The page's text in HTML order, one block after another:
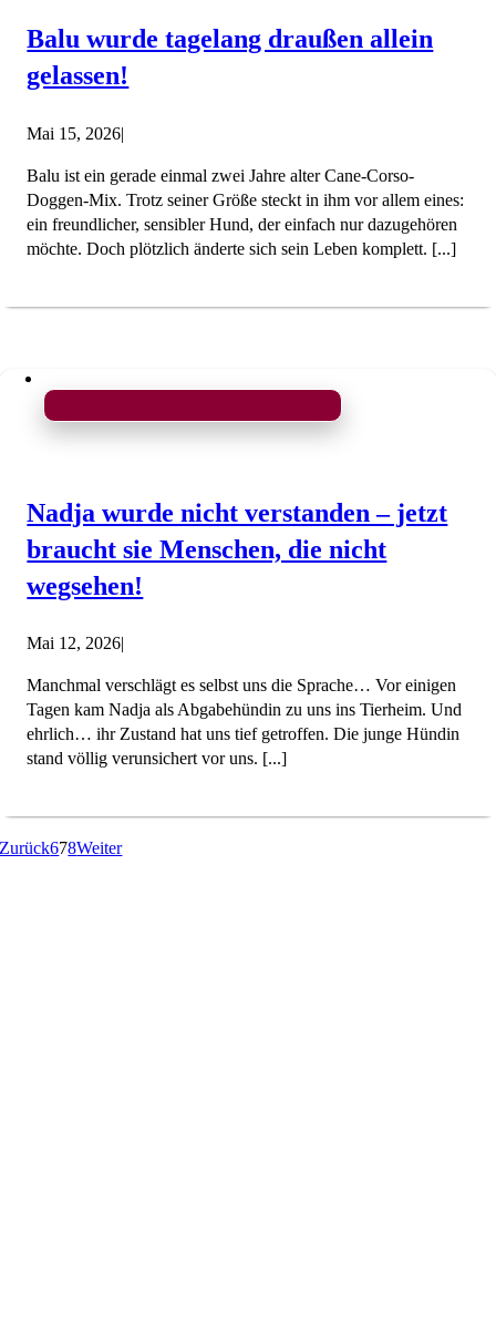
Balu wurde tagelang draußen allein
gelassen!
Mai 15, 2026|
Balu ist ein gerade einmal zwei Jahre alter Cane-Corso-
Doggen-Mix. Trotz seiner Größe steckt in ihm vor allem eines:
ein freundlicher, sensibler Hund, der einfach nur dazugehören
möchte. Doch plötzlich änderte sich sein Leben komplett. [...]
Nadja wurde nicht verstanden – jetzt
braucht sie Menschen, die nicht
wegsehen!
Mai 12, 2026|
Manchmal verschlägt es selbst uns die Sprache… Vor einigen
Tagen kam Nadja als Abgabehündin zu uns ins Tierheim. Und
ehrlich… ihr Zustand hat uns tief getroffen. Die junge Hündin
stand völlig verunsichert vor uns. [...]
Zurück678Weiter